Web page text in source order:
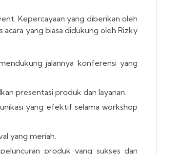
Kepercayaan yang diberikan oleh
yang biasa didukung oleh Rizky
jalannya konferensi yang
presentasi produk dan layanan.
yang efektif selama workshop
yang meriah.
produk yang sukses dan